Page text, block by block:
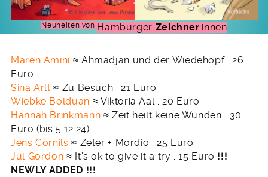
Neuheiten von Hamburger Zeichner:innen
Maren Amini ≈ Ahmadjan und der Wiedehopf . 26
Euro
Sina Arlt ≈ Zu Besuch . 21 Euro
Wiebke Bolduan ≈ Viktoria Aal . 20 Euro
Hannah Brinkmann ≈ Zeit heilt keine Wunden . 30
Euro (bis 5.12.24)
Jens Cornils ≈ Zeter + Mordio . 25 Euro
Jul Gordon ≈ It’s ok to give it a try . 15 Euro !!!
NEWLY ADDED !!!